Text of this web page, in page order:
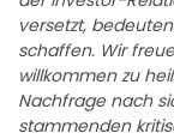
versetzt,
schaffen. Wir
willkommen zu
Nachfrage nach
stammenden